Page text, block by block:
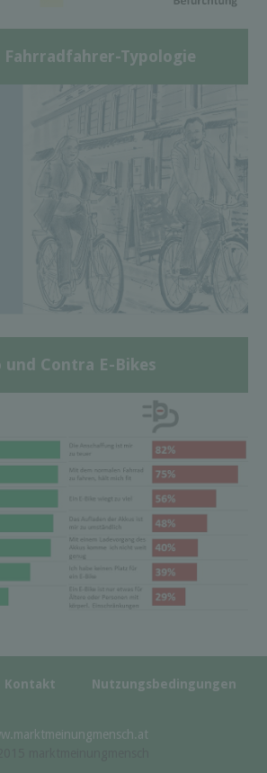
Fahrradfahrer-Typologie
und Contra E-Bikes
Kontakt Nutzungsbedingungen